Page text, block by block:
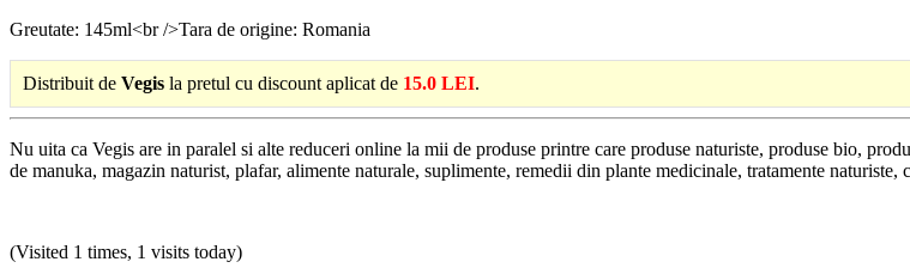
Greutate: 145ml<br />Tara de origine: Romania
Distribuit de Vegis la pretul cu discount aplicat de 15.0 LEI.
Nu uita ca Vegis are in paralel si alte reduceri online la mii de produse printre care produse naturiste, produse bio,
de manuka, magazin naturist, plafar, alimente naturale, suplimente, remedii din plante medicinale, tratamente naturiste,
(Visited 1 times, 1 visits today)